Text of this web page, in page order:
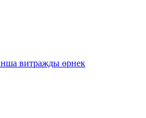
витражды өрнек